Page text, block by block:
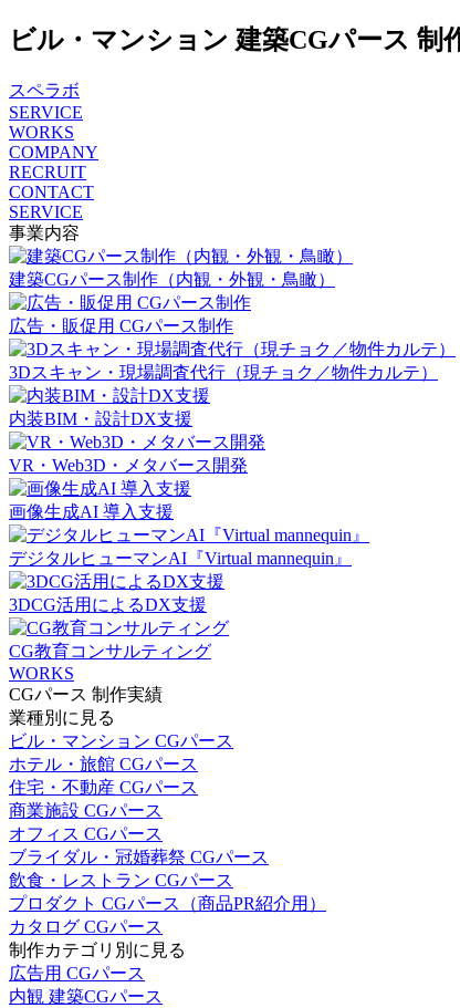
ビル・マンション 建築CGパース 制
スペラボ
SERVICE
WORKS
COMPANY
RECRUIT
CONTACT
SERVICE
事業内容
建築CGパース制作（内観・外観・鳥瞰）
広告・販促用 CGパース制作
3Dスキャン・現場調査代行（現チョク／物件カルテ）
内装BIM・設計DX支援
VR・Web3D・メタバース開発
画像生成AI 導入支援
デジタルヒューマンAI『Virtual mannequin』
3DCG活用によるDX支援
CG教育コンサルティング
WORKS
CGパース 制作実績
業種別に見る
ビル・マンション CGパース
ホテル・旅館 CGパース
住宅・不動産 CGパース
商業施設 CGパース
オフィス CGパース
ブライダル・冠婚葬祭 CGパース
飲食・レストラン CGパース
プロダクト CGパース（商品PR紹介用）
カタログ CGパース
制作カテゴリ別に見る
広告用 CGパース
内観 建築CGパース